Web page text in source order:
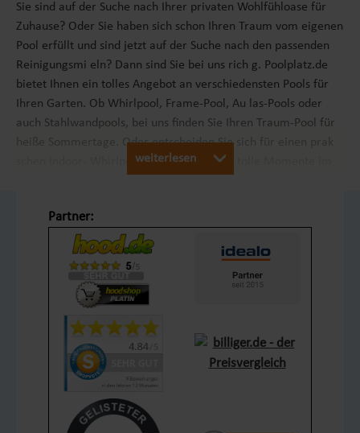
Sie sind auf der Suche nach Ihrer privaten Wohlfühloase für
Zuhause? Oder Sie haben sich schon Ihren Traum vom eigenen
Pool erfüllt und sind jetzt auf der Suche nach den passenden
Reinigungsmi eln? Dann sind Sie bei uns rich g. Poolplatz.de
bietet Ihnen ein tolles Angebot an verschiedensten Pools für
Ihren Garten. Ob Whirlpool, Frame-Pool, Au las-Pools oder
auch Stahlwandpools, bei uns ﬁnden Sie Ihren Traum-Pool für
heiße Sommertage. Oder entscheiden Sie sich für einen prak
schen Indoor- Whirlpool und genießen Sie tolle Momente im
Some Title in the Text
This is Photoshop's version of Lorem Ipsum. Proin gravida nibh
vel velit auctor aliquet. Aenean sollicitudin, lorem quis
bibendum auctor, nisi elit consequat ipsum, nec sagi s sem
nibh id elit. Duis sed odio sit amet nibh vulputate cursus a sit
amet mauris. Morbi accumsan ipsum velit. Nam nec tellus a
odio ncidunt auctor a ornare odio. Sed non mauris vitae erat
consequat auctor eu in elit. Class aptent taci sociosqu ad litora
torquent per conubia nostra, per inceptos himenaeos. Mauris
in erat justo. Nullam ac urna eu felis dapibus condimentum sit
weiterlesen
Partner: